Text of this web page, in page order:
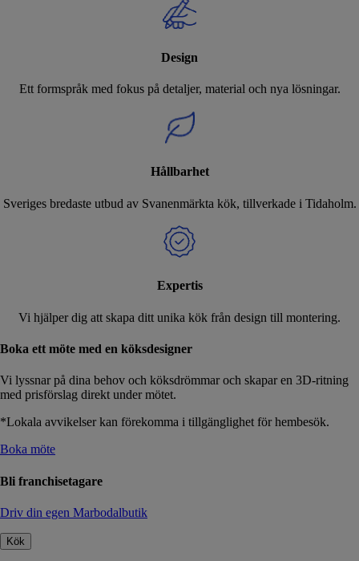
Design
Ett formspråk med fokus på detaljer, material och nya lösningar.
Hållbarhet
Sveriges bredaste utbud av Svanenmärkta kök, tillverkade i Tidaholm.
Expertis
Vi hjälper dig att skapa ditt unika kök från design till montering.
Boka ett möte med en köksdesigner
Vi lyssnar på dina behov och köksdrömmar och skapar en 3D-ritning
med prisförslag direkt under mötet.
*Lokala avvikelser kan förekomma i tillgänglighet för hembesök.
Boka möte
Bli franchisetagare
Driv din egen Marbodalbutik
Kök